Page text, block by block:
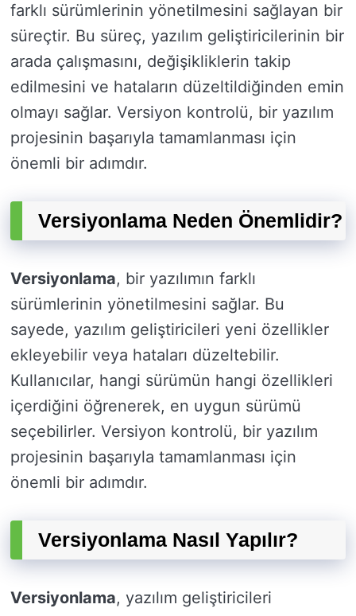
farklı sürümlerinin yönetilmesini sağlayan bir
süreçtir. Bu süreç, yazılım geliştiricilerinin bir
arada çalışmasını, değişikliklerin takip
edilmesini ve hataların düzeltildiğinden emin
olmayı sağlar. Versiyon kontrolü, bir yazılım
projesinin başarıyla tamamlanması için
önemli bir adımdır.
Versiyonlama Neden Önemlidir?
Versiyonlama, bir yazılımın farklı
sürümlerinin yönetilmesini sağlar. Bu
sayede, yazılım geliştiricileri yeni özellikler
ekleyebilir veya hataları düzeltebilir.
Kullanıcılar, hangi sürümün hangi özellikleri
içerdiğini öğrenerek, en uygun sürümü
seçebilirler. Versiyon kontrolü, bir yazılım
projesinin başarıyla tamamlanması için
önemli bir adımdır.
Versiyonlama Nasıl Yapılır?
Versiyonlama, yazılım geliştiricileri